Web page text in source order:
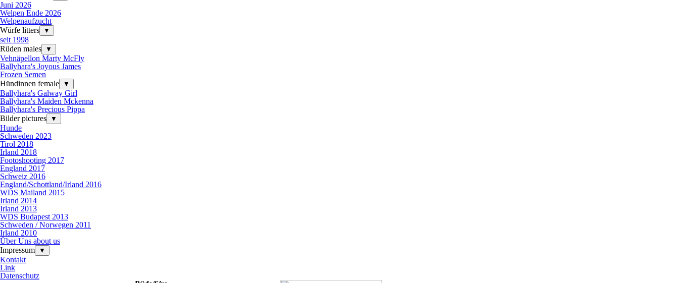
Juni 2026
Welpen Ende 2026
Welpenaufzucht
Würfe litters
▼
seit 1998
Rüden males
▼
Vehnäpellon Marty McFly
Ballyhara's Joyous James
Frozen Semen
Hündinnen female
▼
Ballyhara's Galway Girl
Ballyhara's Maiden Mckenna
Ballyhara's Precious Pippa
Bilder pictures
▼
Hunde
Schweden 2023
Tirol 2018
Irland 2018
Footoshooting 2017
England 2017
Schweiz 2016
England/Schottland/Irland 2016
WDS Mailand 2015
Irland 2014
Irland 2013
WDS Budapest 2013
Schweden / Norwegen 2011
Irland 2010
Über Uns about us
Impressum
▼
Kontakt
Link
Datenschutz